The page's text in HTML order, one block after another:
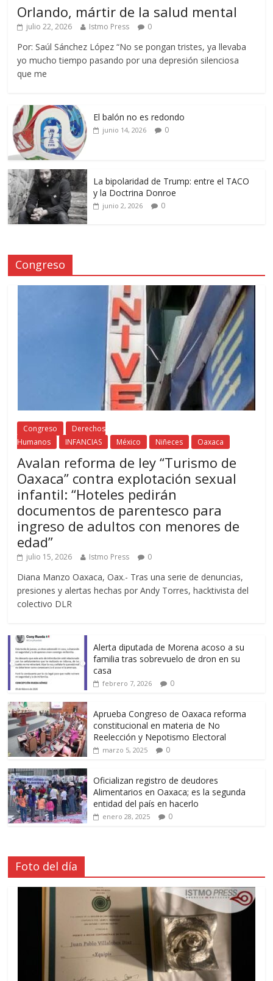
Orlando, mártir de la salud mental
julio 22, 2026 Istmo Press 0
Por: Saúl Sánchez López “No se pongan tristes, ya llevaba
yo mucho tiempo pasando por una depresión silenciosa
que me
El balón no es redondo
junio 14, 2026 0
La bipolaridad de Trump: entre el TACO
y la Doctrina Donroe
junio 2, 2026 0
Congreso
Congreso
Derechos
Humanos
INFANCIAS México Niñeces Oaxaca
Avalan reforma de ley “Turismo de
Oaxaca” contra explotación sexual
infantil: “Hoteles pedirán
documentos de parentesco para
ingreso de adultos con menores de
edad”
julio 15, 2026 Istmo Press 0
Diana Manzo Oaxaca, Oax.- Tras una serie de denuncias,
presiones y alertas hechas por Andy Torres, hacktivista del
colectivo DLR
Alerta diputada de Morena acoso a su
familia tras sobrevuelo de dron en su
casa
febrero 7, 2026 0
Aprueba Congreso de Oaxaca reforma
constitucional en materia de No
Reelección y Nepotismo Electoral
marzo 5, 2025 0
Oficializan registro de deudores
Alimentarios en Oaxaca; es la segunda
entidad del país en hacerlo
enero 28, 2025 0
Foto del día